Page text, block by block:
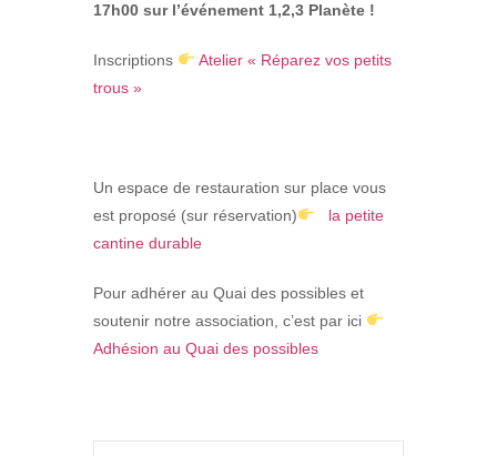
17h00 sur l’événement 1,2,3 Planète !
Inscriptions
Atelier « Réparez vos petits
trous »
Un espace de restauration sur place vous
est proposé (sur réservation)
la petite
cantine durable
Pour adhérer au Quai des possibles et
soutenir notre association, c’est par ici
Adhésion au Quai des possibles